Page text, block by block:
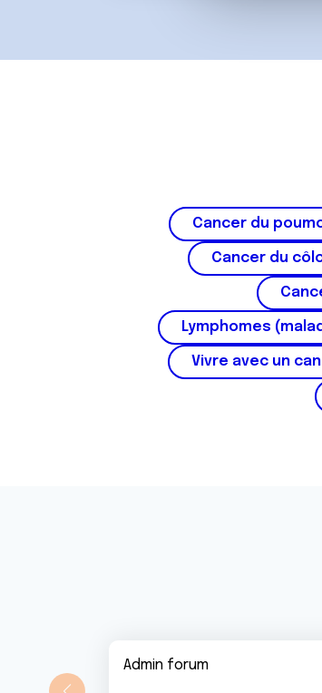
e
n
Cancer du
Cancer du
Lymphomes
Vivre avec un
Admin forum